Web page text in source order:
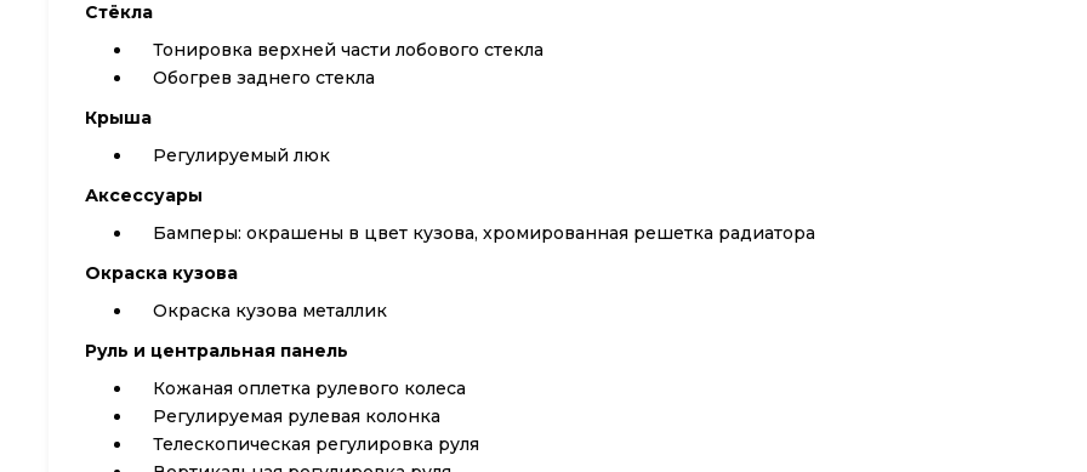
Стёкла
Тонировка верхней части лобового стекла
Обогрев заднего стекла
Крыша
Регулируемый люк
Аксессуары
Бамперы: окрашены в цвет кузова, хромированная решетка радиатора
Окраска кузова
Окраска кузова металлик
Руль и центральная панель
Кожаная оплетка рулевого колеса
Регулируемая рулевая колонка
Телескопическая регулировка руля